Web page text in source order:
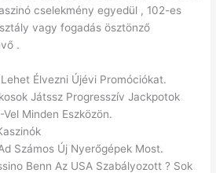
cselekmény egyedül , 102-es
vagy fogadás ösztönző
.
Élvezni Újévi Promóciókat.
Játssz Progresszív Jackpotok
Minden Eszközön.
Számos Új Nyerőgépek Most.
Benn Az USA Szabályozott ? Sok